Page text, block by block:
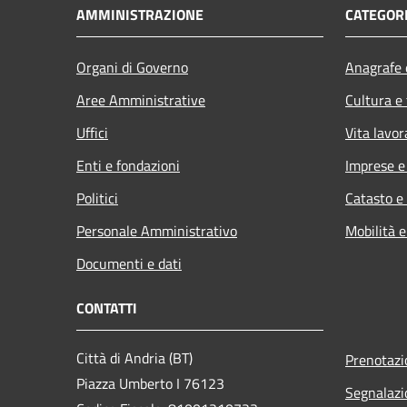
AMMINISTRAZIONE
Organi di Governo
Aree Amministrative
Uffici
Enti e fondazioni
Politici
Personale Amministrativo
Documenti e dati
Cultura
Vita
Imprese
Catasto
Mobilità
CONTATTI
Città di Andria (BT)
Piazza Umberto I 76123